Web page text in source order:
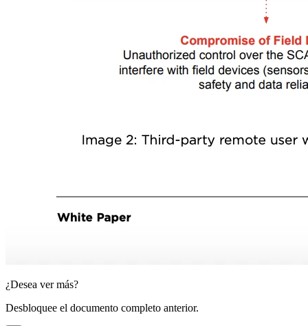
¿Desea ver más?
Desbloquee el documento completo anterior.